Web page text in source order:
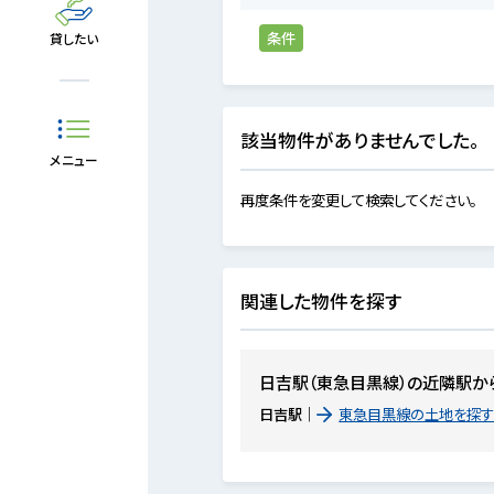
貸したい
メニュー
条件
該当物件がありませんでした。
再度条件を変更して検索してください。
関連した物件を探す
日吉駅（東急目黒線）の近隣駅か
日吉駅 東急目黒線の土地を探す